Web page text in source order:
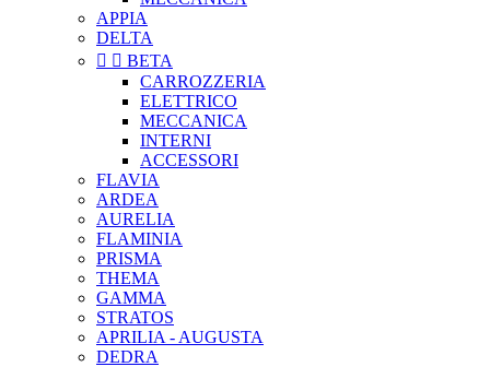
APPIA
DELTA
  BETA
CARROZZERIA
ELETTRICO
MECCANICA
INTERNI
ACCESSORI
FLAVIA
ARDEA
AURELIA
FLAMINIA
PRISMA
THEMA
GAMMA
STRATOS
APRILIA - AUGUSTA
DEDRA